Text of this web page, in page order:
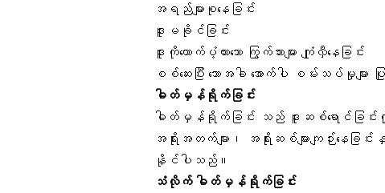
အရည်များစုနေခြင်း
ဒူးမခိုင်ခြင်း
ဒူးကိုထောက်ပံ့ထားသော ကြွက်သားများ ကျုံလှီနေခြင်း
စစ်ဆေးပြီး သောအခါ အောက်ပါ စမ်းသပ်မှုမ
ဓါတ်မှန်ရိုက်ခြင်း
ဓါတ်မှန်ရိုက်ခြင်း သည် ဒူးဆစ်ရောင်ခြ
အရိုးအတက်များ၊ အရိုးဆစ်များကျဉ်းနေခြ
နိုင်ပါသည်။
သံလိုက် ဓါတ်မှန်ရိုက်ခြင်း